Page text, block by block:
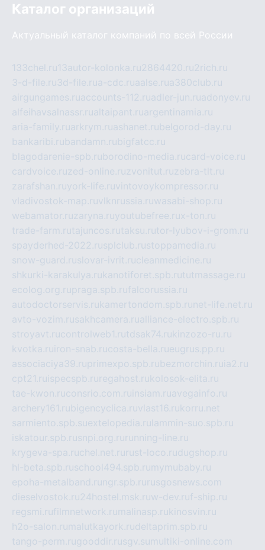
Каталог организаций
Актуальный каталог компаний по всей России
133chel.ru13autor-kolonka.ru2864420.ru2rich.ru
3-d-file.ru3d-file.rua-cdc.ruaalse.rua380club.ru
airgungames.ruaccounts-112.ruadler-jun.ruadonyev.ru
alfeihavsalnassr.rualtaipant.ruargentinamia.ru
aria-family.ruarkrym.ruashanet.rubelgorod-day.ru
bankaribi.rubandamn.rubigfatcc.ru
blagodarenie-spb.ruborodino-media.rucard-voice.ru
cardvoice.ruzed-online.ruzvonitut.ruzebra-tlt.ru
zarafshan.ruyork-life.ruvintovoykompressor.ru
vladivostok-map.ruvlknrussia.ruwasabi-shop.ru
webamator.ruzaryna.ruyoutubefree.rux-ton.ru
trade-farm.rutajuncos.rutaksu.rutor-lyubov-i-grom.ru
spayderhed-2022.rusplclub.rustoppamedia.ru
snow-guard.ruslovar-ivrit.rucleanmedicine.ru
shkurki-karakulya.rukanotiforet.spb.rututmassage.ru
ecolog.org.rupraga.spb.rufalcorussia.ru
autodoctorservis.rukamertondom.spb.ru net-life.net.ru
avto-vozim.rusakhcamera.rualliance-electro.spb.ru
stroyavt.rucontrolweb1.rutdsak74.rukinzozo-ru.ru
kvotka.ru iron-snab.rucosta-bella.rueugrus.pp.ru
associaciya39.ruprimexpo.spb.rubezmorchin.ru ia2.ru
cpt21.ru ispecspb.ru regahost.rukolosok-elita.ru
tae-kwon.ruconsrio.com.ru insiam.ruavegainfo.ru
archery161.rubigencyclica.ruvlast16.rukorru.net
sarmiento.spb.suextelopedia.ru lammin-suo.spb.ru
iskatour.spb.rusnpi.org.ru running-line.ru
krygeva-spa.ruchel.net.ru rust-loco.rudugshop.ru
hl-beta.spb.ruschool494.spb.ru mymubaby.ru
epoha-metalband.ru ngr.spb.ru rusgosnews.com
dieselvostok.ru24hostel.msk.ruw-dev.ruf-ship.ru
regsmi.rufilmnetwork.ru malinasp.rukinosvin.ru
h2o-salon.ru malutkayork.rudeltaprim.spb.ru
tango-perm.rugooddir.rusgv.su multiki-online.com